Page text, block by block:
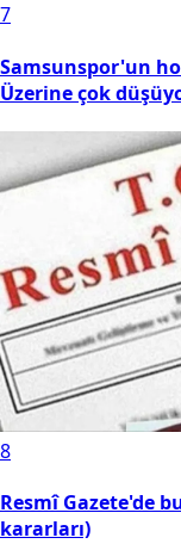
7
Samsunspor'un
Üzerine çok
8
Resmî Gazete'de
kararları)